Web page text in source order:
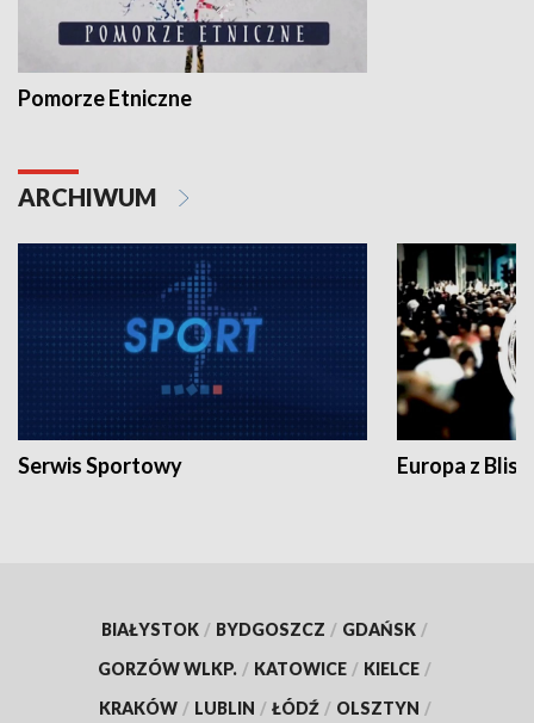
Pomorze Etniczne
ARCHIWUM
Serwis Sportowy Europa z
BIAŁYSTOK / BYDGOSZCZ / GDAŃSK /
GORZÓW WLKP. / KATOWICE / KIELCE /
KRAKÓW / LUBLIN / ŁÓDŹ / OLSZTYN /